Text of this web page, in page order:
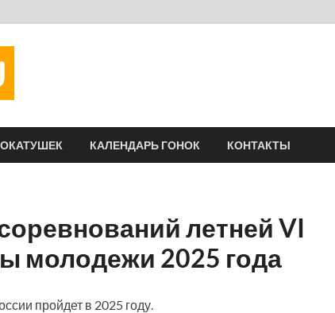
КАЛЕНДАРЬ ГОНОК КОНТАКТЫ
летней VI
молодежи 2025 года
пройдет в 2025 году.